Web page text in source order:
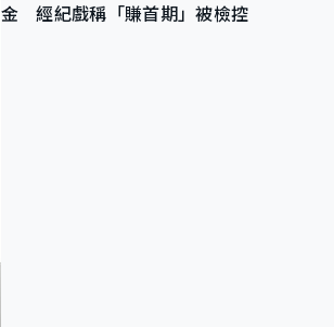
金 經紀戲稱「賺首期」被檢控